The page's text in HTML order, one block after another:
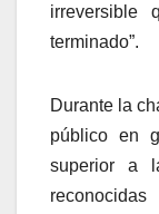
irreversible
terminado”.
Durante la
público en
superior a